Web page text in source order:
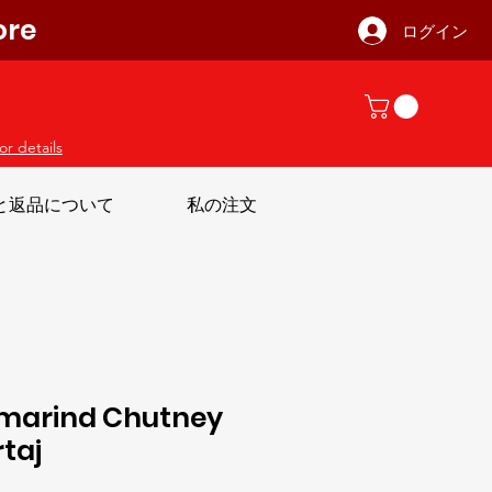
ログイン
details
返品について 私の注文
Chutney